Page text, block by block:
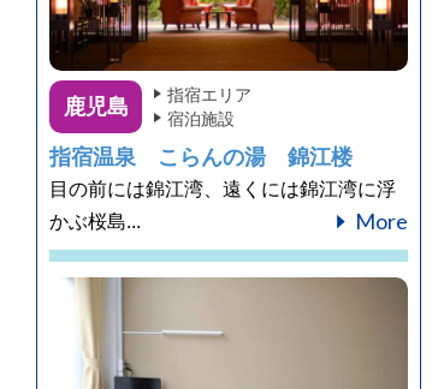
鹿児島
指宿エリア
宿泊施設
指宿温泉 こらんの湯 錦江楼
目の前には錦江湾、遠くには錦江湾に浮
かぶ桜島...
More